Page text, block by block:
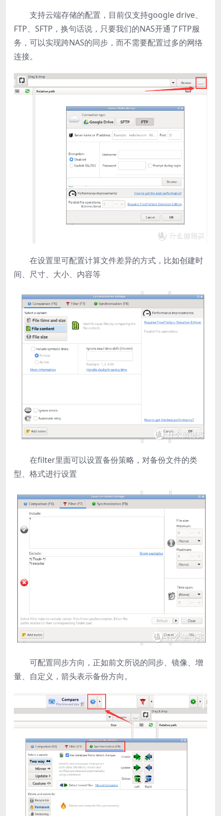
支持云端存储的配置，目前仅支持google drive、
FTP、SFTP，换句话说，只要我们的NAS开通了FTP服
务，可以实现跨NAS的同步，而不需要配置过多的网络
连接。
在设置里可配置计算文件差异的方式，比如创建时
间、尺寸、大小、内容等
在filter里面可以设置备份策略，对备份文件的类
型、格式进行设置
可配置同步方向，正如前文所说的同步、镜像、增
量、自定义，箭头表示备份方向。